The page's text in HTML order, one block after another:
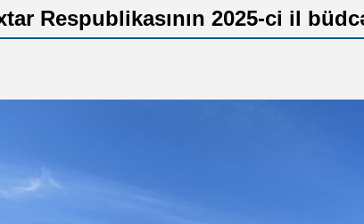
Respublikasının 2025-ci il